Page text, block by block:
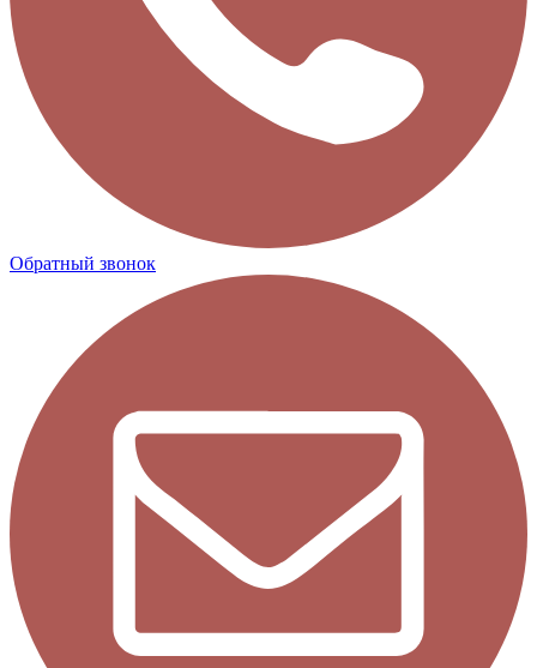
Обратный звонок